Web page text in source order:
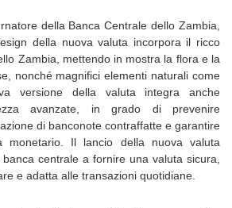
della Banca Centrale dello Zambia,
della nuova valuta incorpora il ricco
Zambia, mettendo in mostra la flora e la
nonché magnifici elementi naturali come
versione della valuta integra anche
avanzate, in grado di prevenire
di banconote contraffatte e garantire
monetario. Il lancio della nuova valuta
centrale a fornire una valuta sicura,
e adatta alle transazioni quotidiane.